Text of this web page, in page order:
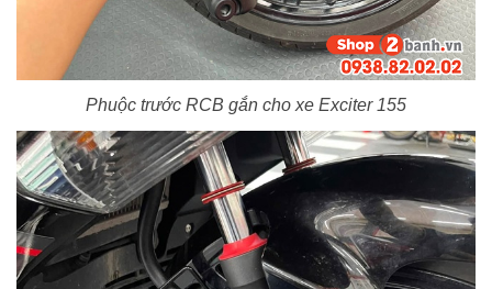
Phuộc trước RCB gắn cho xe Exciter 155